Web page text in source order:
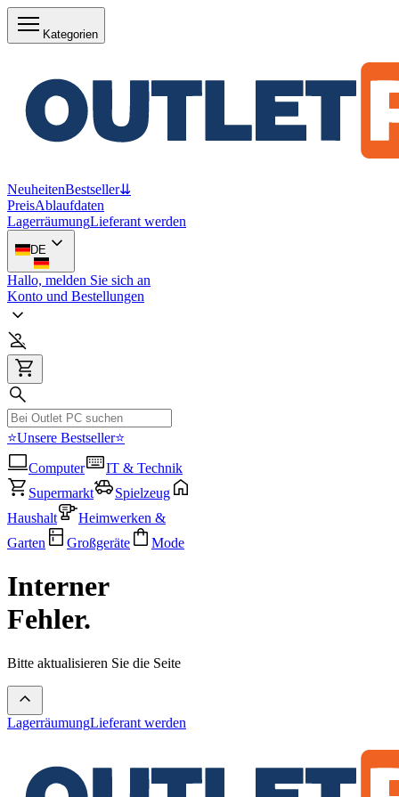
Kategorien
NeuheitenBestseller⇊
PreisAblaufdaten
LagerräumungLieferant werden
DE
Hallo, melden Sie sich an
Konto und Bestellungen
⭐Unsere Bestseller⭐
Computer
IT & Technik
Supermarkt
Spielzeug
Haushalt
Heimwerken &
Garten
Großgeräte Mode
Interner
Fehler.
Bitte aktualisieren Sie die Seite
LagerräumungLieferant werden